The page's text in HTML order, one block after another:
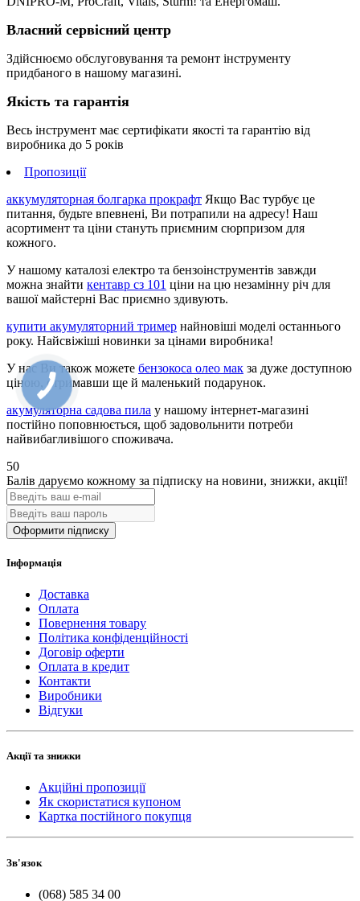
Власний сервісний центр
Здійснюємо обслуговування та ремонт інструменту
придбаного в нашому магазині.
Якість та гарантія
Весь інструмент має сертифікати якості та гарантію від
виробника до 5 років
Пропозиції
аккумуляторная болгарка прокрафт Якщо Вас турбує це
питання, будьте впевнені, Ви потрапили на адресу! Наш
асортимент та ціни стануть приємним сюрпризом для
кожного.
У нашому каталозі електро та бензоінструментів завжди
можна знайти кентавр сз 101 ціни на цю незамінну річ для
вашої майстерні Вас приємно здивують.
купити акумуляторний тример найновіші моделі останнього
року. Найсвіжіші новинки за цінами виробника!
У нас Ви також можете бензокоса олео мак за дуже доступною
ціною, отримавши ще й маленький подарунок.
акумуляторна садова пила у нашому інтернет-магазині
постійно поповнюється, щоб задовольнити потреби
найвибагливішого споживача.
50
Балів даруємо кожному за підписку на новини, знижки, акції!
Оформити підписку
Інформація
Доставка
Оплата
Повернення товару
Політика конфіденційності
Договір оферти
Оплата в кредит
Контакти
Виробники
Відгуки
Акції та знижки
Акційні пропозиції
Як скористатися купоном
Картка постійного покупця
Зв'язок
(068) 585 34 00